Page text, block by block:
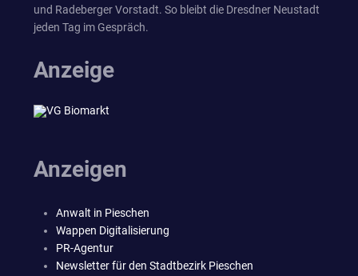
und Radeberger Vorstadt. So bleibt die Dresdner Neustadt
jeden Tag im Gespräch.
Anzeige
Anzeigen
Anwalt in Pieschen
Wappen Digitalisierung
PR-Agentur
Newsletter für den Stadtbezirk Pieschen